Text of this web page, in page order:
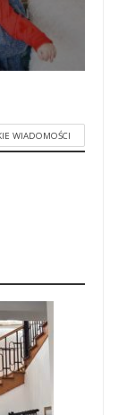
WIADOMOŚCI